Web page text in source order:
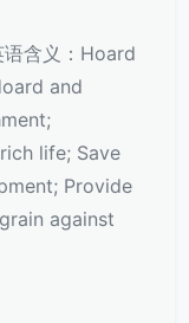
含义：Hoard
and
life; Save
Provide
against